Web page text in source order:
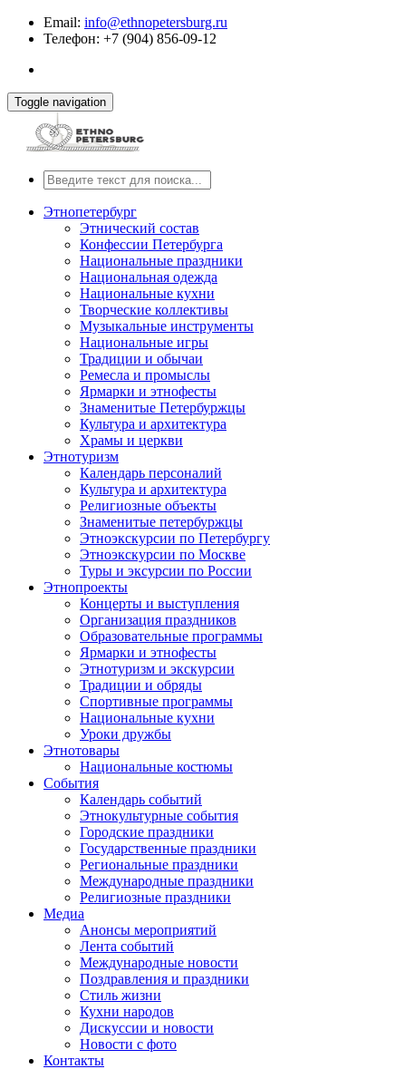
Email: info@ethnopetersburg.ru
Телефон: +7 (904) 856-09-12
Toggle navigation
Этнопетербург
Этнический состав
Конфессии Петербурга
Национальные праздники
Национальная одежда
Национальные кухни
Творческие коллективы
Музыкальные инструменты
Национальные игры
Традиции и обычаи
Ремесла и промыслы
Ярмарки и этнофесты
Знаменитые Петербуржцы
Культура и архитектура
Храмы и церкви
Этнотуризм
Календарь персоналий
Культура и архитектура
Религиозные объекты
Знаменитые петербуржцы
Этноэкскурсии по Петербургу
Этноэкскурсии по Москве
Туры и эксурсии по России
Этнопроекты
Концерты и выступления
Организация праздников
Образовательные программы
Ярмарки и этнофесты
Этнотуризм и экскурсии
Традиции и обряды
Спортивные программы
Национальные кухни
Уроки дружбы
Этнотовары
Национальные костюмы
События
Календарь событий
Этнокультурные события
Городские праздники
Государственные праздники
Региональные праздники
Международные праздники
Религиозные праздники
Медиа
Анонсы мероприятий
Лента событий
Международные новости
Поздравления и праздники
Cтиль жизни
Кухни народов
Дискуссии и новости
Новости с фото
Контакты